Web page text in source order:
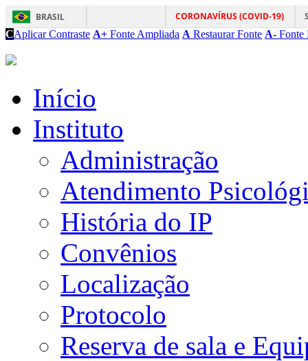
BRASIL CORONAVÍRUS (COVID-19)
CAplicar Contraste A+ Fonte Ampliada A Restaurar Fonte A- Fonte
Início
Instituto
Administração
Atendimento
História do IP
Convênios
Localização
Protocolo
Reserva de sala e